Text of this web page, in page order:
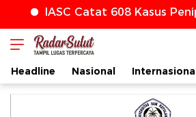
Catat 608 Kasus
Headline Nasional